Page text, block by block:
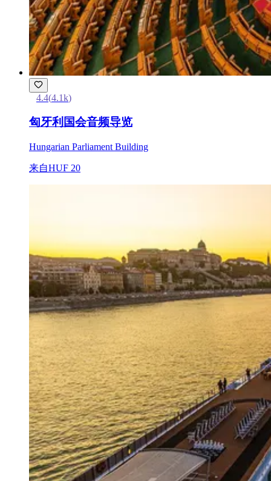
4.4(4.1k)
匈牙利国会音频导览
Hungarian Parliament Building
来自HUF 20